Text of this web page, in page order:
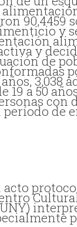
90,4459
y
y
de
3,038
19 a 50
con
período de